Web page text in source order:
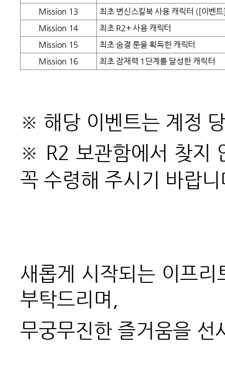
Mission 13
최초 변신스킬북 사용 캐릭터 ([이벤
Mission 14
최초 R2+ 사용 캐릭터
Mission 15
최초 숨결 룬을 획득한 캐릭터
Mission 16
최초 잠재력 1단계를 달성한 캐릭터
※ 해당 이벤트는 계정
※ R2 보관함에서 찾지
꼭 수령해 주시기 바랍
새롭게 시작되는 이프
부탁드리며,
무궁무진한 즐거움을 선